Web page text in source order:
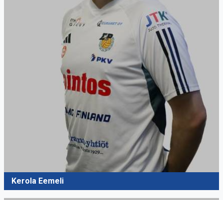
Kerola Eemeli